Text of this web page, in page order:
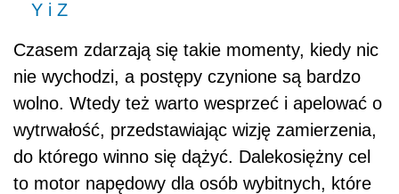
Y i Z
Czasem zdarzają się takie momenty, kiedy nic
nie wychodzi, a postępy czynione są bardzo
wolno. Wtedy też warto wesprzeć i apelować o
wytrwałość, przedstawiając wizję zamierzenia,
do którego winno się dążyć. Dalekosiężny cel
to motor napędowy dla osób wybitnych, które